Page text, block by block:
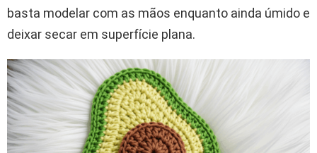
basta modelar com as mãos enquanto ainda úmido e
deixar secar em superfície plana.